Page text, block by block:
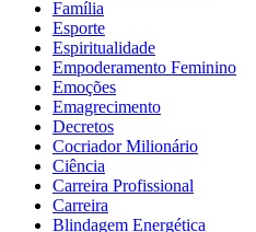
Família
Esporte
Espiritualidade
Empoderamento Feminino
Emoções
Emagrecimento
Decretos
Cocriador Milionário
Ciência
Carreira Profissional
Carreira
Blindagem Energética